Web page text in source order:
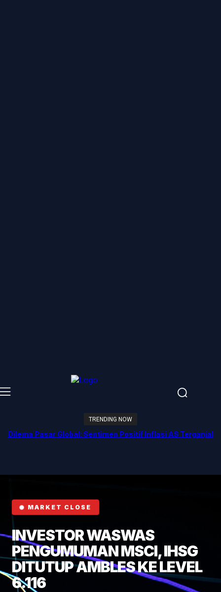
TRENDING NOW
Dilema Pasar Global: Sentimen Positif Inflasi AS Terganjal
MARKET CLOSE
INVESTOR WASWAS
PENGUMUMAN MSCI, IHSG
DITUTUP AMBLES KE LEVEL
6.116